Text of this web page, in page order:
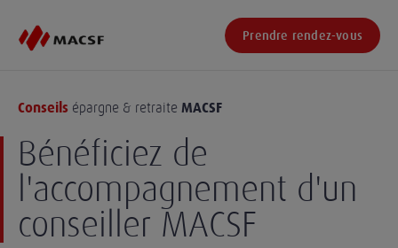
Prendre rendez-vous
Conseils épargne & retraite MACSF
Bénéficiez de
l'accompagnement d'un
conseiller MACSF